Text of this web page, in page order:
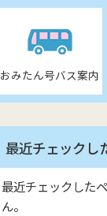
おみたん号バス案内
最近チェックし
最近チェックした
ん。